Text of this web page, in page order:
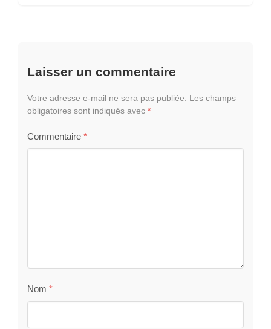
Laisser un commentaire
Votre adresse e-mail ne sera pas publiée.
Les champs
obligatoires sont indiqués avec *
Commentaire *
Nom *